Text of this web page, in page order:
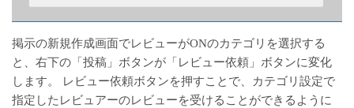
掲示の新規作成画面でレビューがONのカテゴリを選択する
と、右下の「投稿」ボタンが「レビュー依頼」ボタンに変化
します。 レビュー依頼ボタンを押すことで、カテゴリ設定で
指定したレビュアーのレビューを受けることができるように